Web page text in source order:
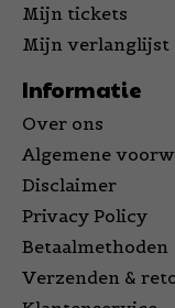
Mijn tickets
Mijn verlanglijst
Informatie
Over ons
Algemene
Disclaimer
Privacy Policy
Betaalmethoden
Verzenden &